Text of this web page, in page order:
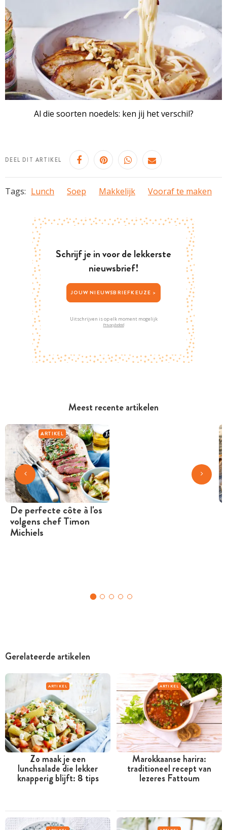
Meest recente artikelen
ARTIKEL
De perfecte côte à l'os
volgens chef Timon
Michiels
Al die soorten noedels: ken jij het verschil?
DEEL DIT ARTIKEL
Tags: Lunch Soep Makkelijk Vooraf te maken
Schrijf je in voor de lekkerste
nieuwsbrief!
JOUW NIEUWSBRIEFKEUZE >
Uitschrijven is op elk moment mogelijk
Privacybeleid
Gerelateerde artikelen
ARTIKEL
Zo maak je een
lunchsalade die lekker
knapperig blijft: 8 tips
ARTIKEL
Marokkaanse harira:
traditioneel recept van
lezeres Fattoum